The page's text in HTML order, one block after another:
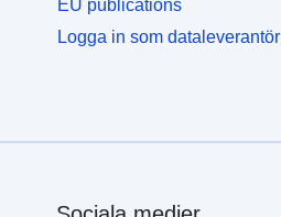
EU publications
Logga in som dataleverantör